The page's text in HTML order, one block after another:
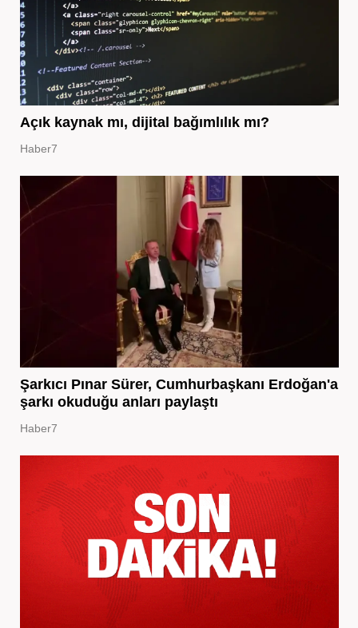
Açık kaynak mı, dijital bağımlılık mı?
Haber7
Şarkıcı Pınar Sürer, Cumhurbaşkanı Erdoğan'a
şarkı okuduğu anları paylaştı
Haber7